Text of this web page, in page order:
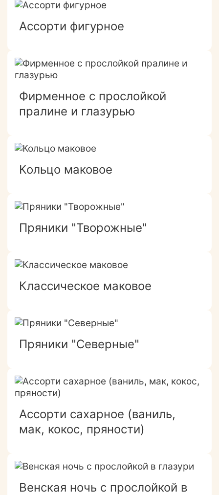
Ассорти фигурное
Фирменное с прослойкой
пралине и глазурью
Кольцо маковое
Пряники "Творожные"
Классическое маковое
Пряники "Северные"
Ассорти сахарное (ваниль,
мак, кокос, пряности)
Венская ночь с прослойкой в